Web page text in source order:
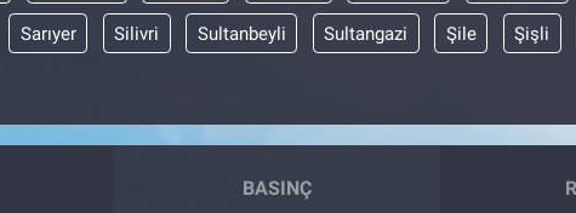
Sarıyer Silivri Sultanbeyli Sultangazi Şile Şişli
BASINÇ